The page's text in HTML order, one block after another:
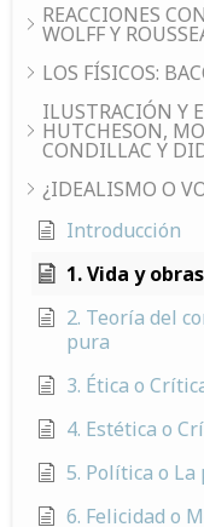
REACCIONES
WOLFF Y
LOS FÍSICOS:
ILUSTRACIÓN Y
HUTCHESON,
CONDILLAC Y
¿IDEALISMO O
Introducción
1. Vida y obras
2. Teoría del
pura
3. Ética o
4. Estética o
5. Política o
6. Felicidad o